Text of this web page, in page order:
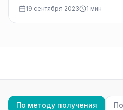
19 сентября 2023 1 мин
По методу получения